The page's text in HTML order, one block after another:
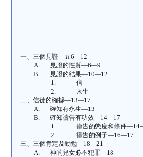
一、 三個見證—五6—12
A.
見證的性質—6—9
B.
見證的結果—10—12
1.
信
2.
永生
二、 信徒的確據—13—17
A.
確知有永生—13
B.
確知禱告有功效—14—17
1.
禱告的態度和條件—
2.
禱告的例子—16—17
三、 三個肯定及勸勉—18—21
A.
神的兒女必不犯罪—18